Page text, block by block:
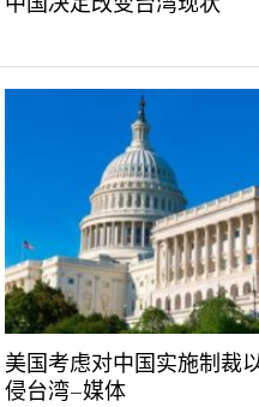
美国考虑对中国实施制裁
侵台湾–媒体